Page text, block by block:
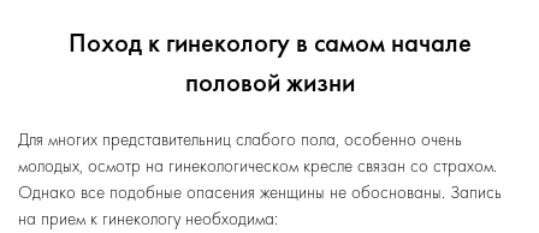
Поход к гинекологу в самом начале
половой жизни
Для многих представительниц слабого пола, особенно очень
молодых, осмотр на гинекологическом кресле связан со страхом.
Однако все подобные опасения женщины не обоснованы. Запись
на прием к гинекологу необходима: